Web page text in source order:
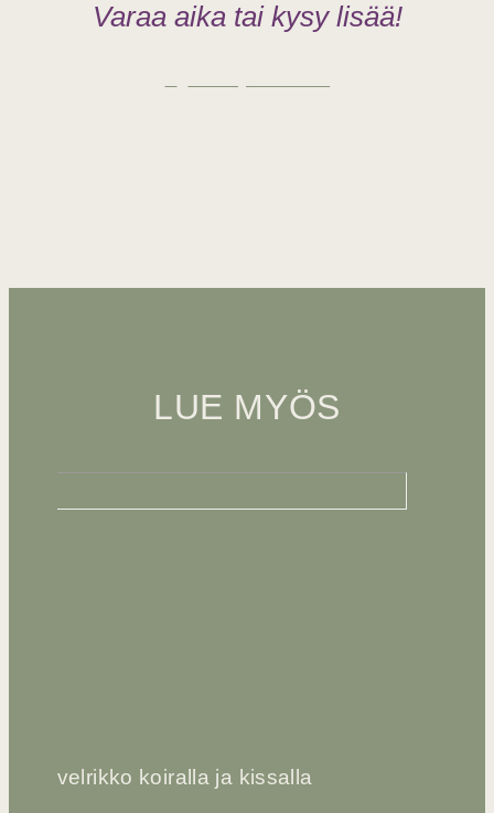
Varaa aika tai kysy lisää!
LUE MYÖS
Nivelrikko koiralla ja kissalla